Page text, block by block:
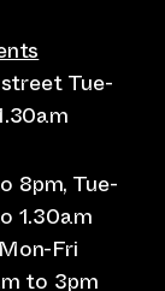
Tue-
8pm, Tue-
1.30am
Fri
to 3pm